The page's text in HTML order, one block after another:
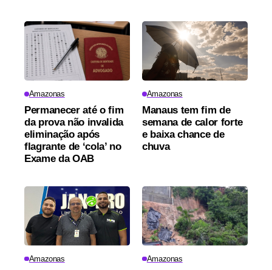
Amazonas
Permanecer até o fim
da prova não invalida
eliminação após
flagrante de ‘cola’ no
Exame da OAB
Amazonas
Manaus tem fim de
semana de calor forte
e baixa chance de
chuva
Amazonas Amazonas